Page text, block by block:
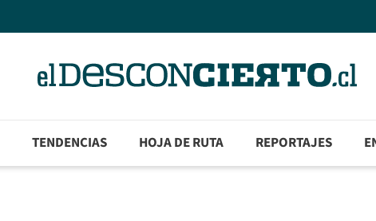
TENDENCIAS HOJA DE RUTA REPORTAJES